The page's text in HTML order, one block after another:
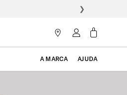
❯
A MARCA AJUDA